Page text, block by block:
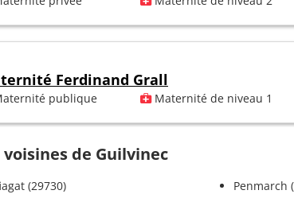
Ferdinand Grall
publique Maternité de niveau 1
de Guilvinec
(29730)
Penmarch